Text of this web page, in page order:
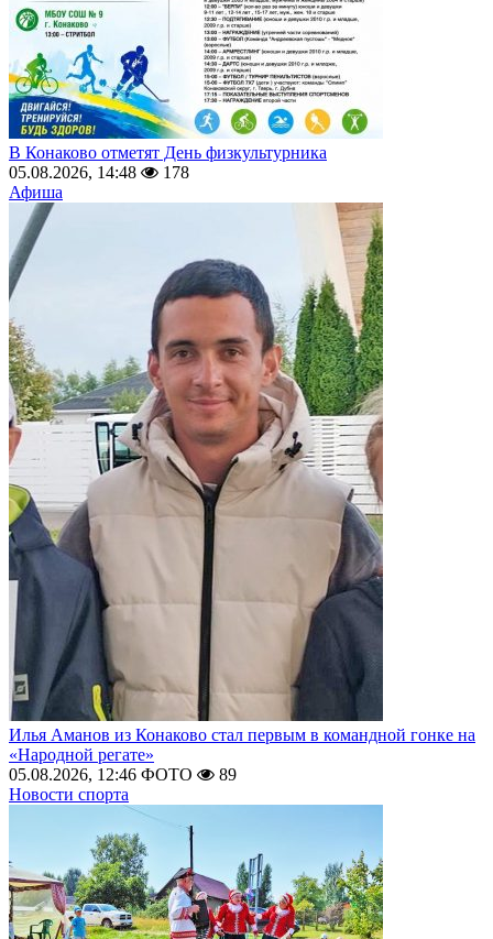
В Конаково отметят День физкультурника
05.08.2026, 14:48
178
Афиша
Илья Аманов из Конаково стал первым в командной гонке на
«Народной регате»
05.08.2026, 12:46 ФОТО
89
Новости спорта